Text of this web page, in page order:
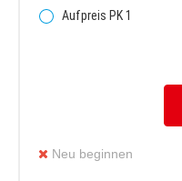
Aufpreis PK 1
Neu beginnen